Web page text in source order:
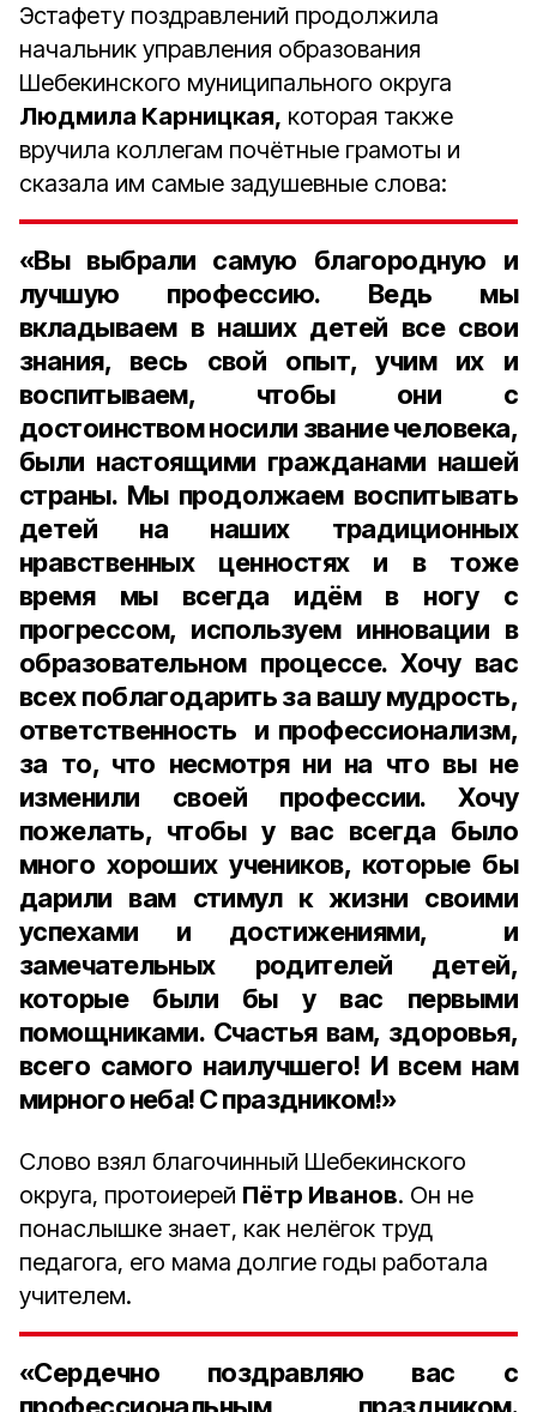
Эстафету поздравлений продолжила
начальник управления образования
Шебекинского муниципального округа
Людмила Карницкая, которая также
вручила коллегам почётные грамоты и
сказала им самые задушевные слова:
«Вы выбрали самую благородную и
лучшую профессию. Ведь мы
вкладываем в наших детей все свои
знания, весь свой опыт, учим их и
воспитываем, чтобы они с
достоинством носили звание человека,
были настоящими гражданами нашей
страны. Мы продолжаем воспитывать
детей на наших традиционных
нравственных ценностях и в тоже
время мы всегда идём в ногу с
прогрессом, используем инновации в
образовательном процессе. Хочу вас
всех поблагодарить за вашу мудрость,
ответственность и профессионализм,
за то, что несмотря ни на что вы не
изменили своей профессии. Хочу
пожелать, чтобы у вас всегда было
много хороших учеников, которые бы
дарили вам стимул к жизни своими
успехами и достижениями, и
замечательных родителей детей,
которые были бы у вас первыми
помощниками. Счастья вам, здоровья,
всего самого наилучшего! И всем нам
мирного неба! С праздником!»
Слово взял благочинный Шебекинского
округа, протоиерей Пётр Иванов. Он не
понаслышке знает, как нелёгок труд
педагога, его мама долгие годы работала
учителем.
«Сердечно поздравляю вас с